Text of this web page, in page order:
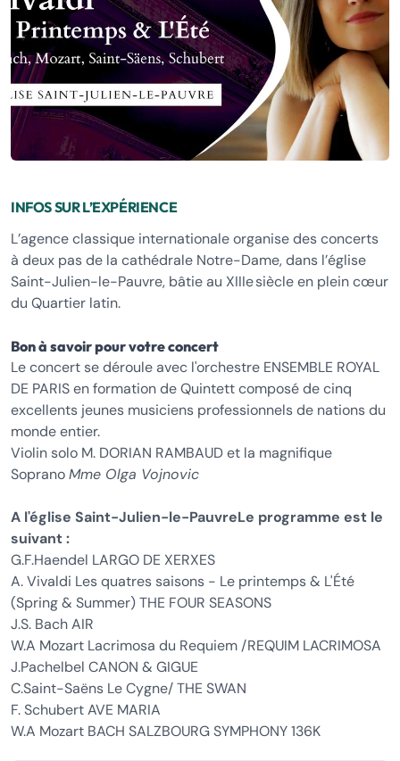
INFOS SUR L’EXPÉRIENCE
L’agence classique internationale organise des concerts
à deux pas de la cathédrale Notre-Dame, dans l’église
Saint-Julien-le-Pauvre, bâtie au XIIIe siècle en plein cœur
du Quartier latin.
Bon à savoir pour votre concert
Le concert se déroule avec l'orchestre ENSEMBLE ROYAL
DE PARIS en formation de Quintett composé de cinq
excellents jeunes musiciens professionnels de nations du
monde entier.
Violin solo M. DORIAN RAMBAUD et la magnifique
SopranoMme Olga Vojnovic
A l'église Saint-Julien-le-PauvreLe programme est le
suivant :
G.F.Haendel LARGO DE XERXES
A. Vivaldi Les quatres saisons - Le printemps & L'Été
(Spring & Summer) THE FOUR SEASONS
J.S. Bach AIR
W.A Mozart Lacrimosa du Requiem /REQUIM LACRIMOSA
J.Pachelbel CANON & GIGUE
C.Saint-Saëns Le Cygne/ THE SWAN
F. Schubert AVE MARIA
W.A Mozart BACH SALZBOURG SYMPHONY 136K